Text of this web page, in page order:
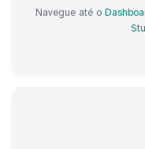
Navegue até o